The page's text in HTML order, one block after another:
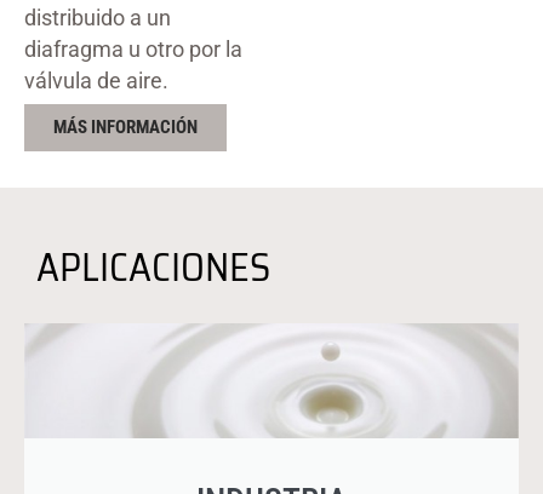
distribuido a un
diafragma u otro por la
válvula de aire.
MÁS INFORMACIÓN
APLICACIONES